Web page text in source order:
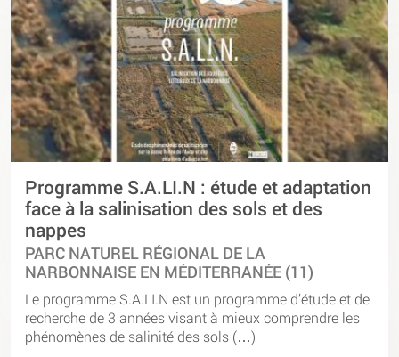
Programme S.A.LI.N : étude et adaptation
face à la salinisation des sols et des
nappes
PARC NATUREL RÉGIONAL DE LA
NARBONNAISE EN MÉDITERRANÉE (11)
Le programme S.A.LI.N est un programme d’étude et de
recherche de 3 années visant à mieux comprendre les
phénomènes de salinité des sols (…)